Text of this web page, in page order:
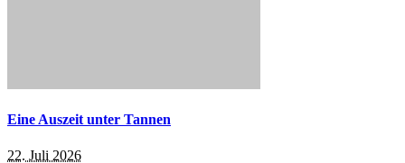
Eine Auszeit unter Tannen
22. Juli 2026